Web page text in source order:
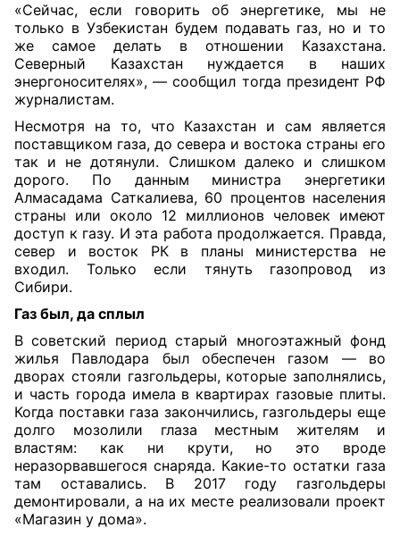
«Сейчас, если говорить об энергетике, мы не
только в Узбекистан будем подавать газ, но и то
же самое делать в отношении Казахстана.
Северный Казахстан нуждается в наших
энергоносителях», — сообщил тогда президент РФ
журналистам.
Несмотря на то, что Казахстан и сам является
поставщиком газа, до севера и востока страны его
так и не дотянули. Слишком далеко и слишком
дорого. По данным министра энергетики
Алмасадама Саткалиева, 60 процентов населения
страны или около 12 миллионов человек имеют
доступ к газу. И эта работа продолжается. Правда,
север и восток РК в планы министерства не
входил. Только если тянуть газопровод из
Сибири.
Газ был, да сплыл
В советский период старый многоэтажный фонд
жилья Павлодара был обеспечен газом — во
дворах стояли газгольдеры, которые заполнялись,
и часть города имела в квартирах газовые плиты.
Когда поставки газа закончились, газгольдеры еще
долго мозолили глаза местным жителям и
властям: как ни крути, но это вроде
неразорвавшегося снаряда. Какие-то остатки газа
там оставались. В 2017 году газгольдеры
демонтировали, а на их месте реализовали проект
«Магазин у дома».